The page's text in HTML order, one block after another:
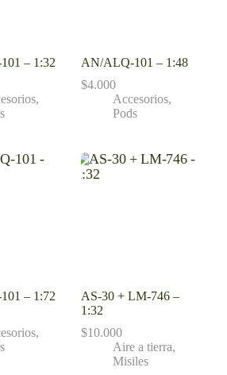
– 1:32
,
AN/ALQ-101 – 1:48
$4.000
Accesorios,
Pods
– 1:72
,
AS-30 + LM-746 –
1:32
$10.000
Aire a tierra,
Misiles